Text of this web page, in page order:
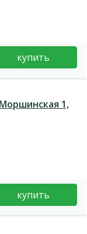
купить
1,
купить